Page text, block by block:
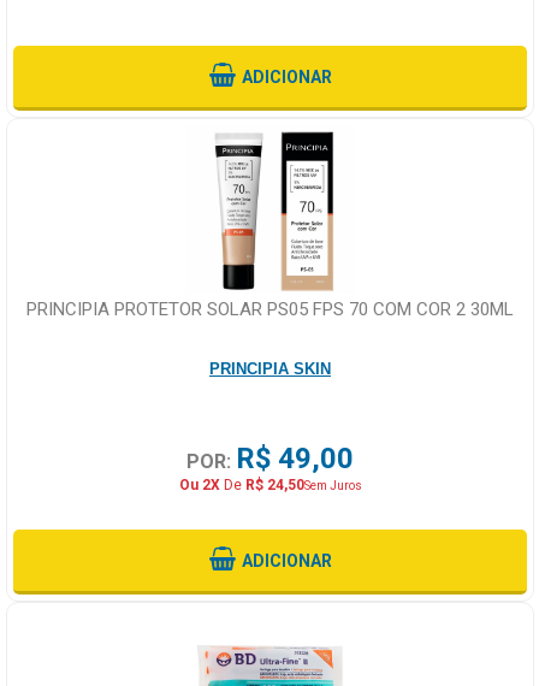
ADICIONAR
PRINCIPIA PROTETOR SOLAR PS05 FPS 70 COM COR 2 30ML
PRINCIPIA SKIN
POR: R$ 49,00
Ou 2XDe R$ 24,50Sem Juros
ADICIONAR